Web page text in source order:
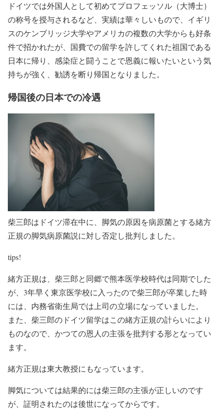
ドイツでは外国人として初めてプロフェッソル（大博士）
の称号を授与されるなど、実績は華々しいもので、イギリ
スのケンブリッジ大学やアメリカの複数の大学からも好条
件で招かれたが、国費での留学を許してくれた祖国である
日本に帰り、感染症と闘うことで恩義に報いたいという気
持ちが強く、勧誘を断り帰国となりました。
帰国後の日本での冷遇
柴三郎はドイツ滞在中に、脚気の原因を病原菌とする緒方
正規の脚気病原菌説に対し否定し批判しました。
tips!
緒方正規は、柴三郎と同郷で熊本医学校時代は同期でした
が、3年早く東京医学校に入ったので柴三郎が卒業した時
には、内務省衛生局では上司の立場になっていました。
また、柴三郎のドイツ留学はこの緒方正規の計らいにより
ものなので、かつての恩人の主張を批判する形となってい
ます。
緒方正規は東大教授にもなっています。
脚気については結果的には柴三郎の主張が正しいのです
が、証明されたのは後世になってからです。